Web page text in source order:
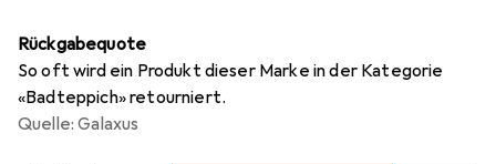
Rückgabequote
So oft wird ein Produkt dieser Marke in der Kategorie
«Badteppich» retourniert.
Quelle: Galaxus